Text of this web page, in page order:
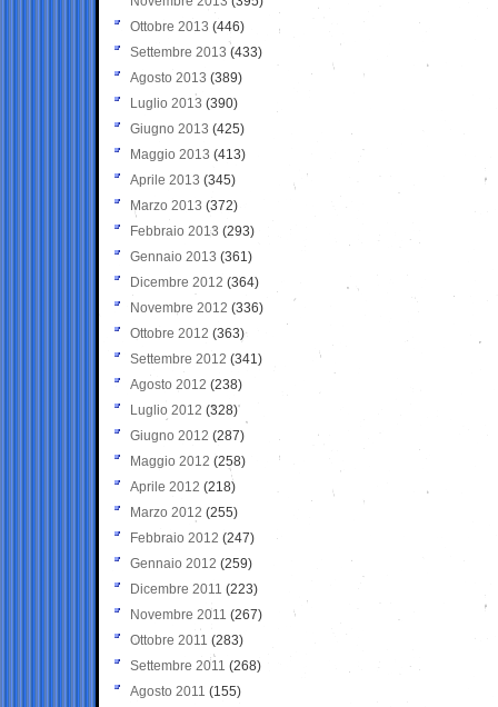
Ottobre 2013 (446)
Settembre 2013 (433)
Agosto 2013 (389)
Luglio 2013 (390)
Giugno 2013 (425)
Maggio 2013 (413)
Aprile 2013 (345)
Marzo 2013 (372)
Febbraio 2013 (293)
Gennaio 2013 (361)
Dicembre 2012 (364)
Novembre 2012 (336)
Ottobre 2012 (363)
Settembre 2012 (341)
Agosto 2012 (238)
Luglio 2012 (328)
Giugno 2012 (287)
Maggio 2012 (258)
Aprile 2012 (218)
Marzo 2012 (255)
Febbraio 2012 (247)
Gennaio 2012 (259)
Dicembre 2011 (223)
Novembre 2011 (267)
Ottobre 2011 (283)
Settembre 2011 (268)
Agosto 2011 (155)